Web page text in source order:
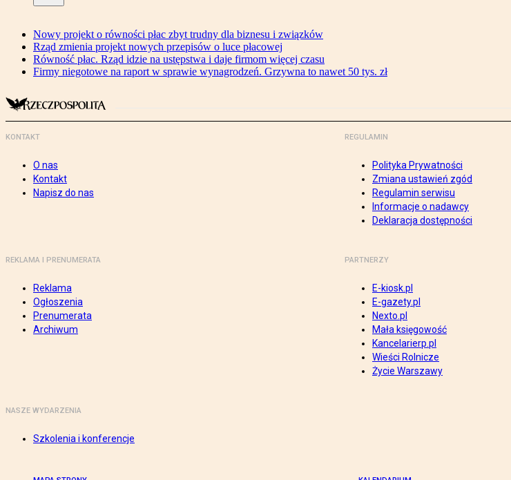
Nowy projekt o równości płac zbyt trudny dla biznesu i związków
Rząd zmienia projekt nowych przepisów o luce płacowej
Równość płac. Rząd idzie na ustępstwa i daje firmom więcej czasu
Firmy niegotowe na raport w sprawie wynagrodzeń. Grzywna to nawet 50 tys. zł
KONTAKT
O nas
Kontakt
Napisz do nas
REGULAMIN
Polityka Prywatności
Zmiana ustawień zgód
Regulamin serwisu
Informacje o nadawcy
Deklaracja dostępności
REKLAMA I PRENUMERATA
Reklama
Ogłoszenia
Prenumerata
Archiwum
PARTNERZY
E-kiosk.pl
E-gazety.pl
Nexto.pl
Mała księgowość
Kancelarierp.pl
Wieści Rolnicze
Życie Warszawy
NASZE WYDARZENIA
Szkolenia i konferencje